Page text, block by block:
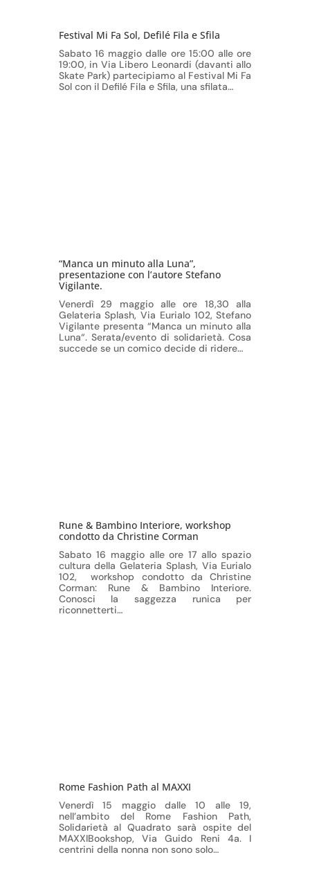
Festival Mi Fa Sol, Defilé Fila e Sfila
Sabato 16 maggio dalle ore 15:00 alle ore
19:00, in Via Libero Leonardi (davanti allo
Skate Park) partecipiamo al Festival Mi Fa
Sol con il Defilé Fila e Sfila, una sfilata…
“Manca un minuto alla Luna”,
presentazione con l’autore Stefano
Vigilante.
Venerdì 29 maggio alle ore 18,30 alla
Gelateria Splash, Via Eurialo 102, Stefano
Vigilante presenta “Manca un minuto alla
Luna“. Serata/evento di solidarietà. Cosa
succede se un comico decide di ridere…
Rune & Bambino Interiore, workshop
condotto da Christine Corman
Sabato 16 maggio alle ore 17 allo spazio
cultura della Gelateria Splash, Via Eurialo
102, workshop condotto da Christine
Corman: Rune & Bambino Interiore.
Conosci la saggezza runica per
riconnetterti…
Rome Fashion Path al MAXXI
Venerdì 15 maggio dalle 10 alle 19,
nell’ambito del Rome Fashion Path,
Solidarietà al Quadrato sarà ospite del
MAXXIBookshop, Via Guido Reni 4a. I
centrini della nonna non sono solo…